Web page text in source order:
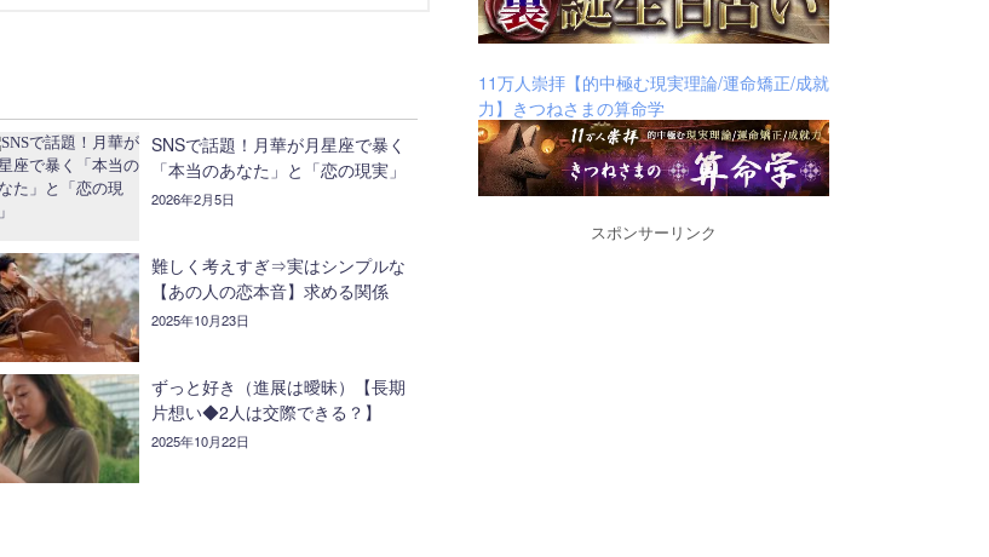
SNSで話題！月華が月星座で暴く
「本当のあなた」と「恋の現実」
2026年2月5日
難しく考えすぎ⇒実はシンプルな
【あの人の恋本音】求める関係
2025年10月23日
ずっと好き（進展は曖昧）【長期
片想い◆2人は交際できる？】
2025年10月22日
11万人崇拝【的中極む現実理論/運命矯正/成就
力】きつねさまの算命学
スポンサーリンク